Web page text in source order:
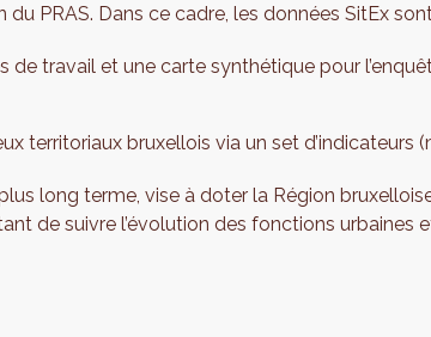
PRAS. Dans ce cadre, les données SitEx
de travail et une carte synthétique pour
territoriaux bruxellois via un set d’indicateurs
long terme, vise à doter la Région
de suivre l’évolution des fonctions urbaines